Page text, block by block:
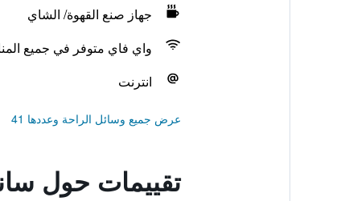
جهاز صنع القهوة/ الشاي
واي فاي متوفر في جميع
انترنت
عرض جميع وسائل الراحة وعددها 41
تقييمات حول